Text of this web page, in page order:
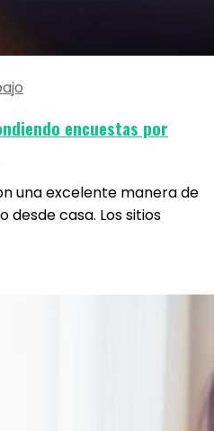
encuestas por
una excelente manera de
desde casa. Los sitios